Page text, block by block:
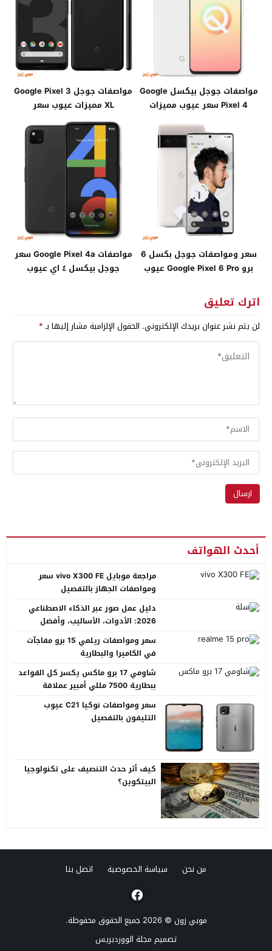
مواصفات جوجل بيكسل Google
Pixel 4 سعر عيوب مميزات
مواصفات جوجل Google Pixel 3
XL مميزات عيوب سعر
سعر ومواصفات جوجل بكسل 6
برو Google Pixel 6 Pro عيوب
مواصفات Google Pixel 4a سعر
جوجل بيكسل ٤ اي عيوب
اترك تعليق
لن يتم نشر عنوان بريدك الإلكتروني. الحقول الإلزامية مشار إليها بـ*
أحدث الهواتف
مراجعة موبايل vivo X300 FE سعر
ومواصفات الجهاز بالتفصيل
دليل عمل صور عبر الذكاء الاصطناعي
2026: الأدوات، الأساليب، وأفضل
سعر ومواصفات ريلمي 15 برو مفاجآت
في الكاميرا والبطارية
شاومي 17 برو ماكس يكسر كل القواعد
ببطارية 7500 مللي أمبير عملاقة
سعر ومواصفات نوكيا C21 عيوب
التليفون بالتفصيل
كيف أثر حدث التنصيف على تكنولوجيا
البيتكوين؟
من نحن سياسة الخصوصية اتصل بنا
موبي زون © 2026 جميع الحقوق محفوظة.
تصميم مجلة الووردبريس